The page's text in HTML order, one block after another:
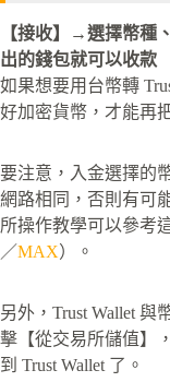
【接收】→選擇幣種
出的錢包就可以收款
如果想要用台幣轉
好加密貨幣，才能再
要注意，入金選擇的
網路相同，否則有可
所操作教學可以參考
／MAX）。
另外，Trust Wallet
擊【從交易所儲值】
到 Trust Wallet 了。